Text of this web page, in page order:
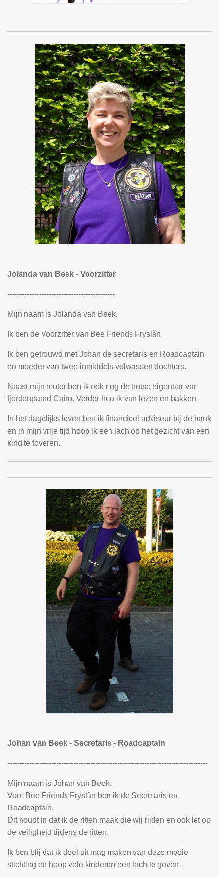
Jolanda van Beek - Voorzitter
--------------------------------------------
Mijn naam is Jolanda van Beek.
Ik ben de Voorzitter van Bee Friends Fryslân.
Ik ben getrouwd met Johan de secretaris en Roadcaptain
en moeder van twee inmiddels volwassen dochters.
Naast mijn motor ben ik ook nog de trotse eigenaar van
fjordenpaard Cairo. Verder hou ik van lezen en bakken.
In het dagelijks leven ben ik financieel adviseur bij de bank
en in mijn vrije tijd hoop ik een lach op het gezicht van een
kind te toveren.
Johan van Beek - Secretaris - Roadcaptain
----------------------------------------------------------------------------------
Mijn naam is Johan van Beek.
Voor Bee Friends Fryslân ben ik de Secretaris en
Roadcaptain.
Dit houdt in dat ik de ritten maak die wij rijden en ook let op
de veiligheid tijdens de ritten.
Ik ben blij dat ik deel uit mag maken van deze mooie
stichting en hoop vele kinderen een lach te geven.